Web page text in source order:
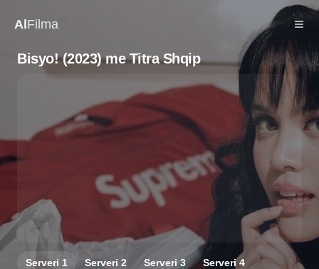
Al Filma
Bisyo! (2023) me Titra Shqip
Serveri 1 Serveri 2 Serveri 3 Serveri4